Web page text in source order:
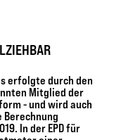
erfolgte durch den
Mitglied der
- und wird auch
In der EPD für